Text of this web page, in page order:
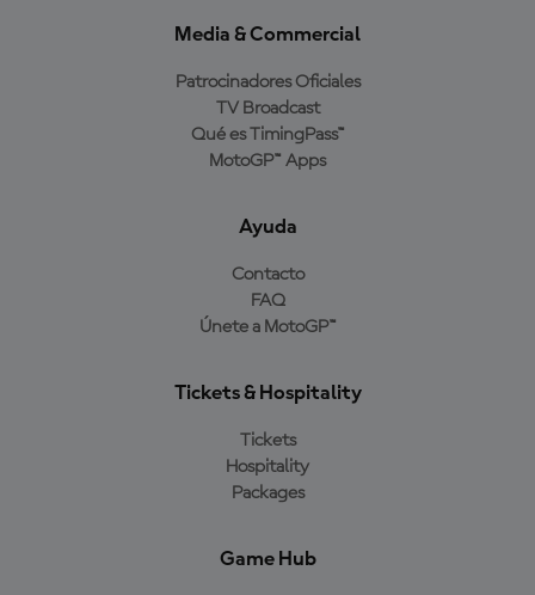
Media & Commercial
Patrocinadores Oficiales
TV Broadcast
Qué es TimingPass™
MotoGP™ Apps
Ayuda
Contacto
FAQ
Únete a MotoGP™
Tickets & Hospitality
Tickets
Hospitality
Packages
Game Hub